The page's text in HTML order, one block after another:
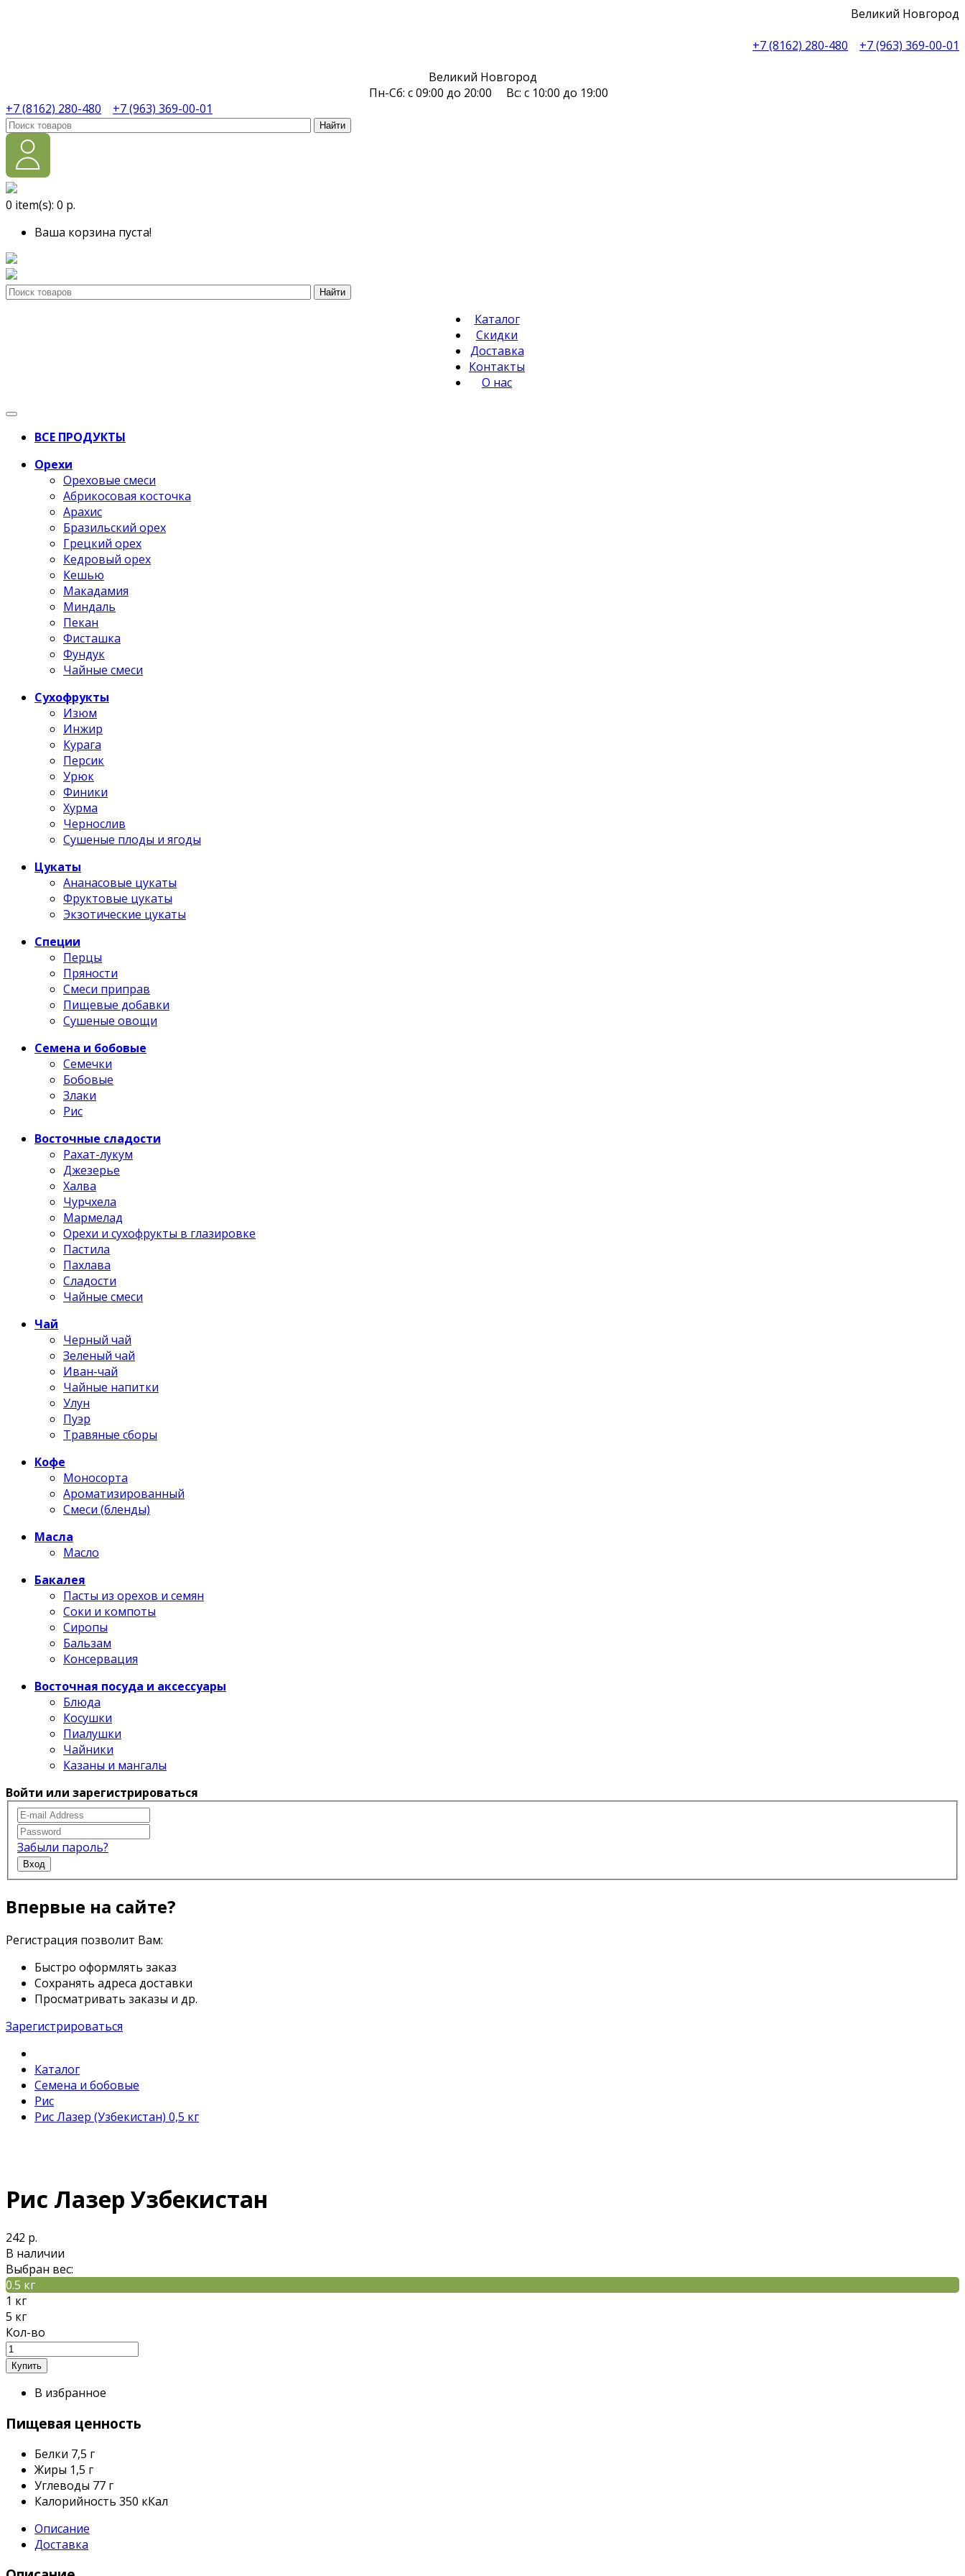
Великий Новгород
+7 (8162) 280-480
+7 (963) 369-00-01
Великий Новгород
Пн-Сб: с 09:00 до 20:00 Вс: с 10:00 до 19:00
+7 (8162) 280-480
+7 (963) 369-00-01
Найти
0 item(s): 0 р.
Ваша корзина пуста!
Найти
Каталог
Скидки
Доставка
Контакты
О нас
ВСЕ ПРОДУКТЫ
Орехи
Ореховые смеси
Абрикосовая косточка
Арахис
Бразильский орех
Грецкий орех
Кедровый орех
Кешью
Макадамия
Миндаль
Пекан
Фисташка
Фундук
Чайные смеси
Сухофрукты
Изюм
Инжир
Курага
Персик
Урюк
Финики
Хурма
Чернослив
Сушеные плоды и ягоды
Цукаты
Ананасовые цукаты
Фруктовые цукаты
Экзотические цукаты
Специи
Перцы
Пряности
Смеси приправ
Пищевые добавки
Сушеные овощи
Семена и бобовые
Семечки
Бобовые
Злаки
Рис
Восточные сладости
Рахат-лукум
Джезерье
Халва
Чурчхела
Мармелад
Орехи и сухофрукты в глазировке
Пастила
Пахлава
Сладости
Чайные смеси
Чай
Черный чай
Зеленый чай
Иван-чай
Чайные напитки
Улун
Пуэр
Травяные сборы
Кофе
Моносорта
Ароматизированный
Смеси (бленды)
Масла
Масло
Бакалея
Пасты из орехов и семян
Соки и компоты
Сиропы
Бальзам
Консервация
Восточная посуда и аксессуары
Блюда
Косушки
Пиалушки
Чайники
Казаны и мангалы
Войти или зарегистрироваться
Забыли пароль?
Вход
Впервые на сайте?
Регистрация позволит Вам:
Быстро оформлять заказ
Сохранять адреса доставки
Просматривать заказы и др.
Зарегистрироваться
Каталог
Семена и бобовые
Рис
Рис Лазер (Узбекистан) 0,5 кг
Рис Лазер Узбекистан
242 р.
В наличии
Выбран вес:
0.5 кг
1 кг
5 кг
Кол-во
В избранное
Пищевая ценность
Белки 7,5 г
Жиры 1,5 г
Углеводы 77 г
Калорийность 350 кКал
Описание
Доставка